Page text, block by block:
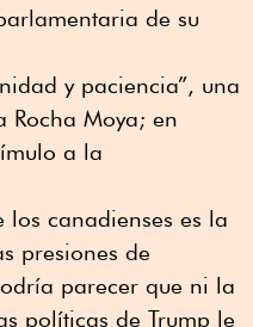
de su
y paciencia”, una
Rocha Moya; en
a la
canadienses es la
presiones de
parecer que ni la
políticas de Trump le